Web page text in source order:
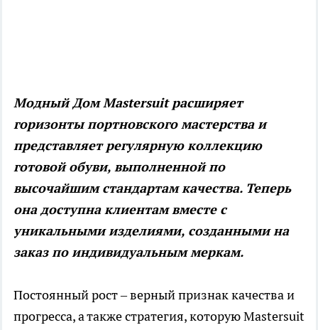
Модный Дом Mastersuit расширяет
горизонты портновского мастерства и
представляет регулярную коллекцию
готовой обуви, выполненной по
высочайшим стандартам качества. Теперь
она доступна клиентам вместе с
уникальными изделиями, созданными на
заказ по индивидуальным меркам.
Постоянный рост – верный признак качества и
прогресса, а также стратегия, которую Mastersuit